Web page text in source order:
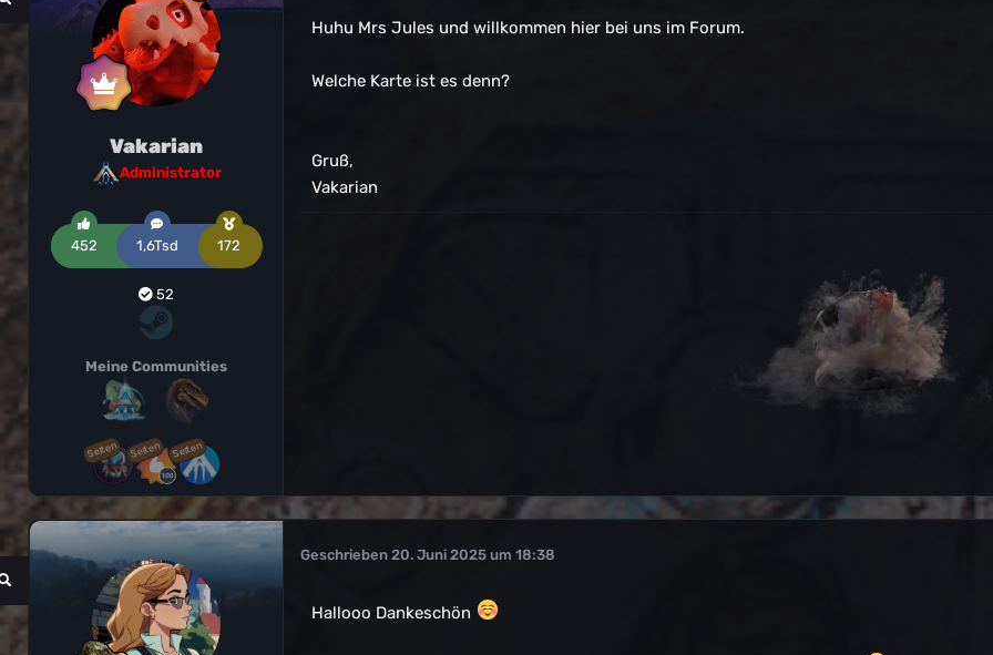
Vakarian
Administrator
452 1,6Tsd 172
52
Meine Communities
Selten Selten Selten
Huhu Mrs Jules und willkommen hier bei uns im Forum.
Welche Karte ist es denn?
Gruß,
Vakarian
Geschrieben 20. Juni 2025 um 18:38
Hallooo Dankeschön